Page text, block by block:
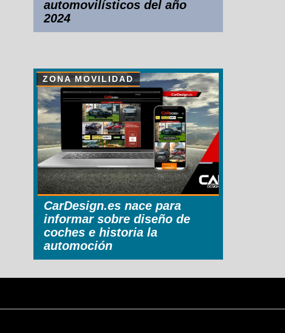
automovilísticos del año
2024
ZONA MOVILIDAD
CarDesign.es nace para
informar sobre diseño de
coches e historia la
automoción